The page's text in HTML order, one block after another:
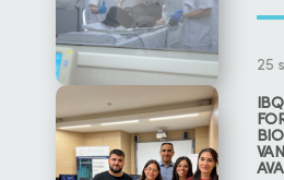
25